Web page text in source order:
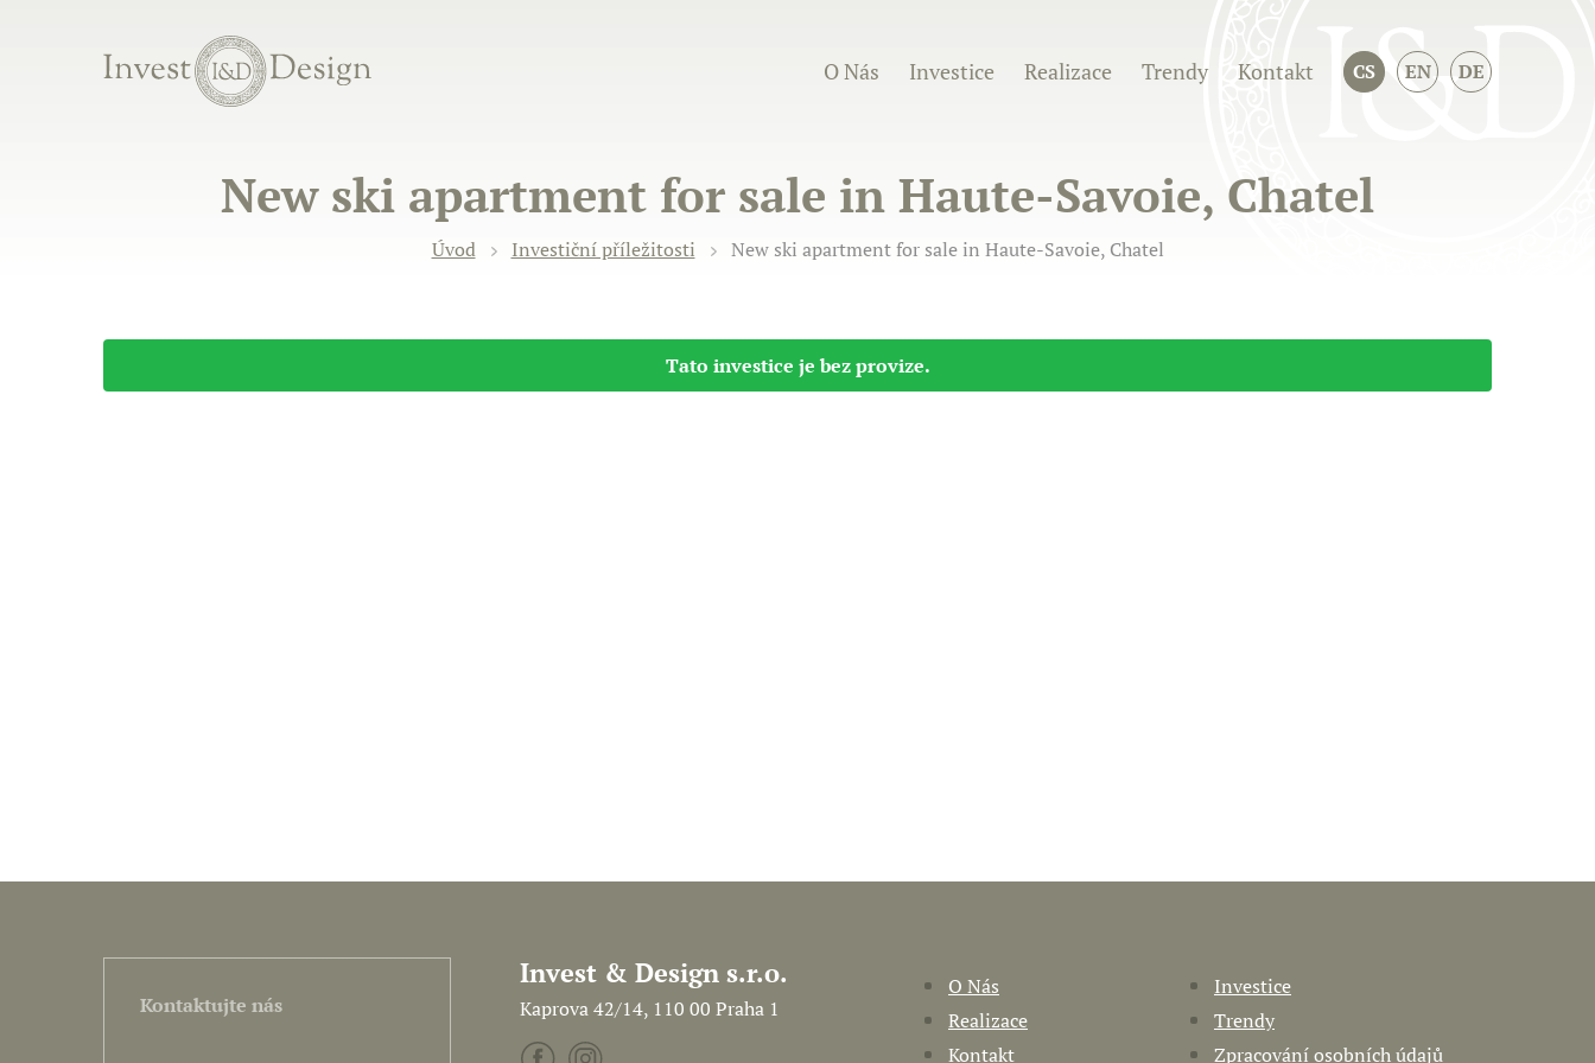
O Nás Investice Realizace Trendy Kontakt CS EN DE
New ski apartment for sale in Haute-Savoie, Chatel
Úvod Investiční příležitosti New ski apartment for sale in Haute-Savoie, Chatel
Tato investice je bez provize.
Kontaktujte nás
Invest & Design s.r.o.
Kaprova 42/14, 110 00 Praha 1
O Nás
Investice
Realizace
Trendy
Kontakt
Zpracování osobních údajů